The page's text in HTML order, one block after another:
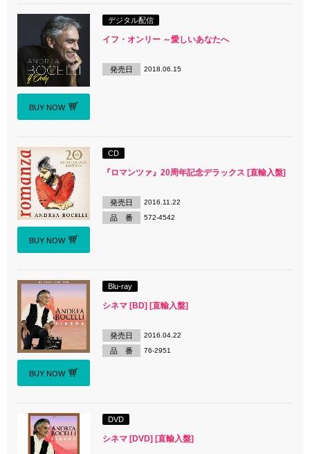
BUY NOW
デジタル配信
イフ・オンリー ～愛しいあなたへ
発売日 2018.06.15
BUY NOW
CD
『ロマンツァ』20周年記念デラックス [直輸入盤]
発売日 2016.11.22
品 番 572-4542
BUY NOW
Blu-ray
シネマ [BD] [直輸入盤]
発売日 2016.04.22
品 番 76-2951
DVD
シネマ [DVD] [直輸入盤]